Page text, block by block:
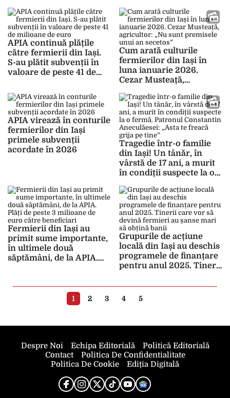
referitoare la cine
gestionează și
administrează aceste
sume”
aducă la APIA până la 31
martie 2026
APIA continuă plățile
către fermierii din Iași.
S-au plătit subvenții în
valoare de peste 41 de
Cum arată culturile
fermierilor din Iași în
luna ianuarie 2026.
Cezar Musteață,
premisele unui an
secetos”
APIA virează în conturile
fermierilor din Iași
primele subvenții
acordate în 2026
Tragedie într-o familie
din Iași! Un tânăr, în
vârstă de 17 ani, a murit
în condiții suspecte la o
Constantin Aneculăesei:
„Asta te freacă grija pe
tine”
Fermierii din Iași au
primit sume importante,
în ultimele două
săptămâni, de la APIA.
Grupurile de acțiune
locală din Iași au deschis
programele de finanțare
pentru anul 2025. Tinerii
fermieri au șanse mari să
obțină banii
1 2 3 4 5
Despre Noi Echipa Editorială
Politică Editorială
Contact
Politica De Confidentialitate
Politica De Cookie
Ediția Digitală